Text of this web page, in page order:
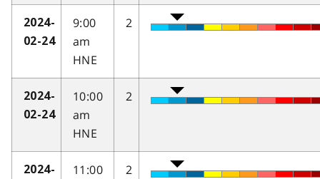
2024-
02-24
9:00
am
HNE
2
2024-
02-24
10:00
am
HNE
2
2024-
11:00
2